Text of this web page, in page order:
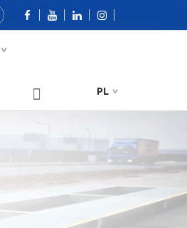
PL